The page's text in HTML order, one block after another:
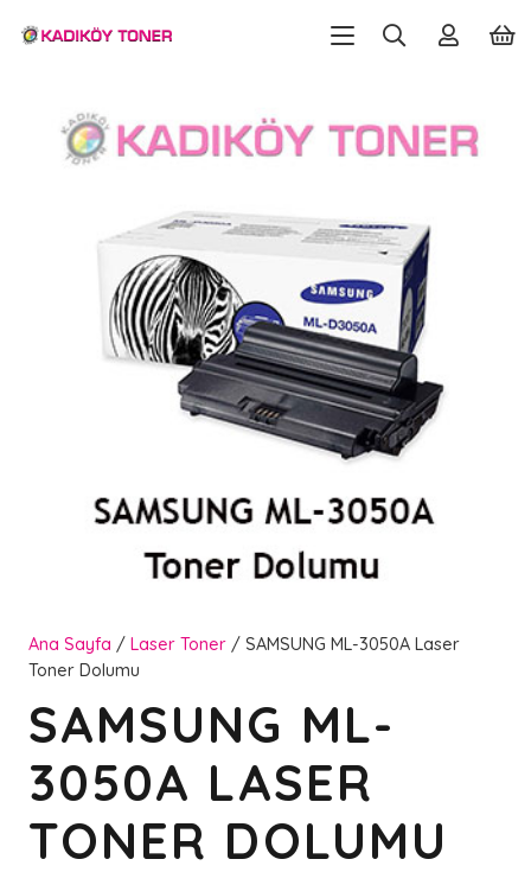
Ana Sayfa / Laser Toner / SAMSUNG ML-3050A Laser
Toner Dolumu
SAMSUNG ML-
3050A LASER
TONER DOLUMU